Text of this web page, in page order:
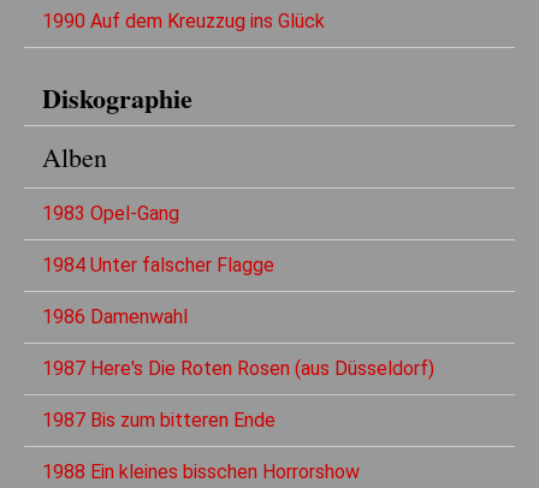
1990 Auf dem Kreuzzug ins Glück
Diskographie
Alben
1983 Opel-Gang
1984 Unter falscher Flagge
1986 Damenwahl
1987 Here's Die Roten Rosen (aus Düsseldorf)
1987 Bis zum bitteren Ende
1988 Ein kleines bisschen Horrorshow